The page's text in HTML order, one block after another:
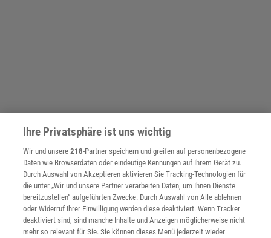
Ihre Privatsphäre ist uns wichtig
Wir und unsere218-Partner speichern und greifen auf personenbezogene
Daten wie Browserdaten oder eindeutige Kennungen auf Ihrem Gerät zu.
Durch Auswahl von Akzeptieren aktivieren Sie Tracking-Technologien für
die unter „Wir und unsere Partner verarbeiten Daten, um Ihnen Dienste
bereitzustellen“ aufgeführten Zwecke. Durch Auswahl von Alle ablehnen
oder Widerruf Ihrer Einwilligung werden diese deaktiviert. Wenn Tracker
deaktiviert sind, sind manche Inhalte und Anzeigen möglicherweise nicht
mehr so relevant für Sie. Sie können dieses Menü jederzeit wieder